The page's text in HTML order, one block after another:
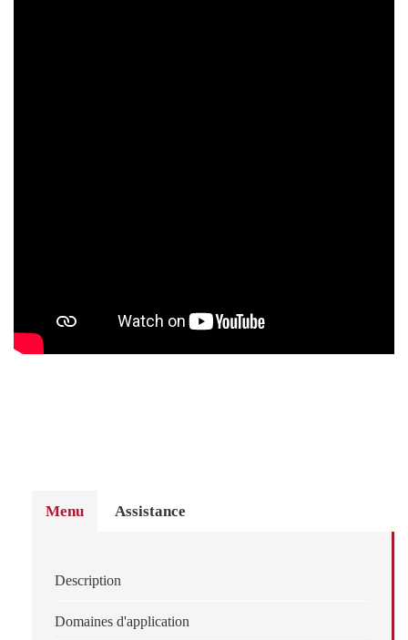
Menu Assistance
Description
Domaines d'application